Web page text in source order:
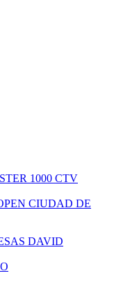
1000 CTV
CIUDAD DE
DAVID